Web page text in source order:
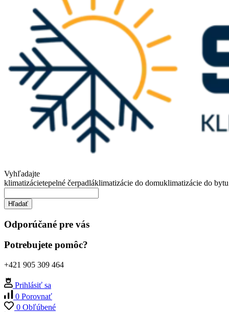
Vyhľadajte
klimatizácietepelné čerpadláklimatizácie do domuklimatizácie do bytu
Hľadať
Odporúčané pre vás
Potrebujete pomôc?
+421 905 309 464
Prihlásiť sa
0 Porovnať
0 Obľúbené